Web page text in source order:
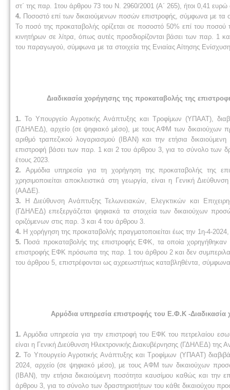
στ΄ της παρ. 1του άρθρου 73 του Ν. 2960/2001 (Α΄ 265), ήτοι 0,41 ευρώ
4. Ποσοστό επί των δικαιούμενων ποσών επιστροφής, σύμφωνα με τα
Το ποσό της προκαταβολής ορίζεται σε ποσοστό 50% επί του ποσού
κινητήρων σε λίτρα, όπως αυτές προσδιορίζονται βάσει των παρ. 1
του παραγωγού, σύμφωνα με τα στοιχεία της Ενιαίας Αίτησης
Διαδικασία χορήγησης της προκαταβολής της
1. Το Υπουργείο Αγροτικής Ανάπτυξης και Τροφίμων (ΥΠΑΑΤ),
(ΓΔΗΛΕΔ), αρχείο (σε ψηφιακό μέσο), με τους ΑΦΜ των δικαιούχων
αριθμό τραπεζικού λογαριασμού (ΙΒΑΝ) και την ετήσια
επιστροφή βάσει των παρ. 1 και 2 του άρθρου 3, για το σύνολο των
έτους 2023.
2. Αρμόδια υπηρεσία για τη χορήγηση της προκαταβολής της
χρησιμοποιείται αποκλειστικά στη γεωργία, είναι η Γενική
(ΑΑΔΕ).
3. Η Διεύθυνση Ανάπτυξης Τελωνειακών, Ελεγκτικών και
(ΓΔΗΛΕΔ) επεξεργάζεται ψηφιακά τα στοιχεία των δικαιούχων
οριζόμενων στις παρ. 3 και 4 του άρθρου 3.
4. Η χορήγηση της προκαταβολής πραγματοποιείται έως την 1η-4-
5. Ποσά προκαταβολής της επιστροφής ΕΦΚ, τα οποία
επιστροφής ΕΦΚ πρόσωπα της παρ. 1 του άρθρου 2 και δεν
του άρθρου 5, επιστρέφονται ως αχρεωστήτως καταβληθέντα,
Αρμόδια υπηρεσία επιστροφής του Ε.Φ.Κ -
1. Αρμόδια υπηρεσία για την επιστροφή του ΕΦΚ του πετρελαίου
είναι η Γενική Διεύθυνση Ηλεκτρονικής Διακυβέρνησης (ΓΔΗΛΕΔ)
2. Το Υπουργείο Αγροτικής Ανάπτυξης και Τροφίμων (ΥΠΑΑΤ)
2024, αρχείο (σε ψηφιακό μέσο), με τους ΑΦΜ των δικαιούχων
(ΙΒΑΝ), την ετήσια δικαιούμενη ποσότητα καυσίμου καθώς και την
άρθρου 3, για το σύνολο των δραστηριοτήτων του κάθε δικαιούχου